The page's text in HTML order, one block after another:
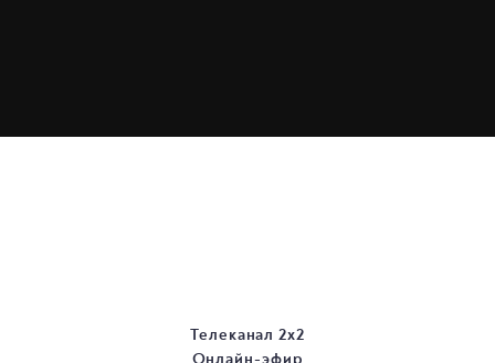
Телеканал 2х2